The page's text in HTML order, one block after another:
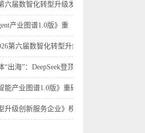
六届数智化转型升级发展
产业图谱1.0版》重
第六届数智化转型升级
出海”：DeepSeek登顶
能产业图谱1.0版》重磅
升级创新服务企业》榜